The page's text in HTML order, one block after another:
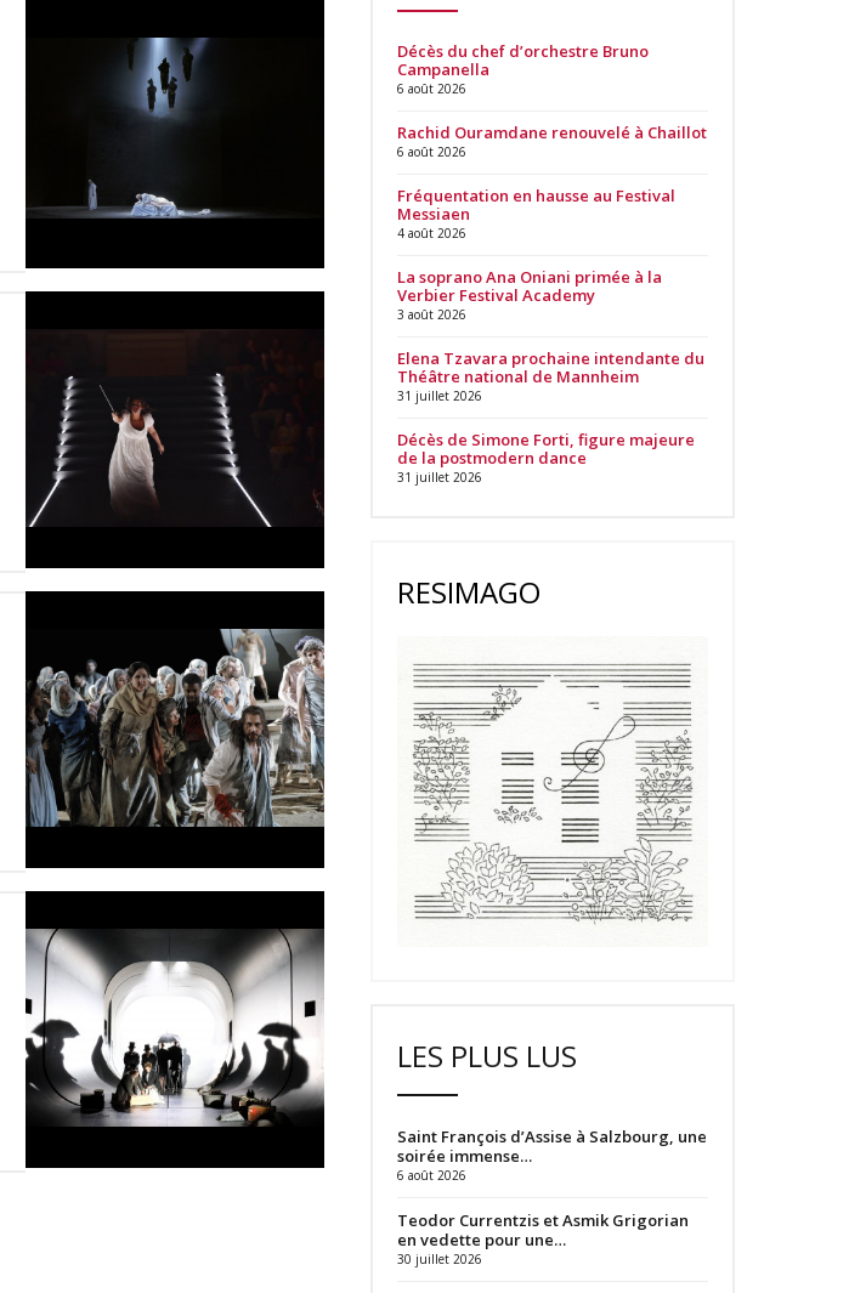
Décès du chef d’orchestre Bruno
Campanella
6 août 2026
Rachid Ouramdane renouvelé à Chaillot
6 août 2026
Fréquentation en hausse au Festival
Messiaen
4 août 2026
La soprano Ana Oniani primée à la
Verbier Festival Academy
3 août 2026
Elena Tzavara prochaine intendante du
Théâtre national de Mannheim
31 juillet 2026
Décès de Simone Forti, figure majeure
de la postmodern dance
31 juillet 2026
RESIMAGO
LES PLUS LUS
Saint François d’Assise à Salzbourg, une
soirée immense…
6 août 2026
Teodor Currentzis et Asmik Grigorian
en vedette pour une…
30 juillet 2026